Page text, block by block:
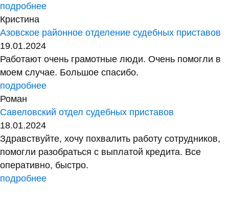
подробнее
Кристина
Азовское районное отделение судебных приставов
19.01.2024
Работают очень грамотные люди. Очень помогли в
моем случае. Большое спасибо.
подробнее
Роман
Савеловский отдел судебных приставов
18.01.2024
Здравствуйте, хочу похвалить работу сотрудников,
помогли разобраться с выплатой кредита. Все
оперативно, быстро.
подробнее